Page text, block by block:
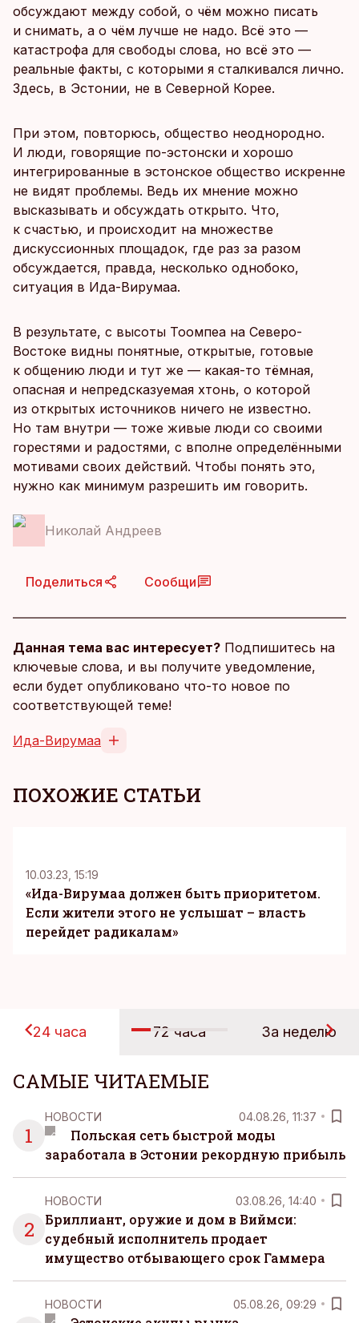
обсуждают между собой, о чём можно писать
и снимать, а о чём лучше не надо. Всё это —
катастрофа для свободы слова, но всё это —
реальные факты, с которыми я сталкивался лично.
Здесь, в Эстонии, не в Северной Корее.
При этом, повторюсь, общество неоднородно.
И люди, говорящие по-эстонски и хорошо
интегрированные в эстонское общество искренне
не видят проблемы. Ведь их мнение можно
высказывать и обсуждать открыто. Что,
к счастью, и происходит на множестве
дискуссионных площадок, где раз за разом
обсуждается, правда, несколько однобоко,
ситуация в Ида-Вирумаа.
В результате, с высоты Тоомпеа на Северо-
Востоке видны понятные, открытые, готовые
к общению люди и тут же — какая-то тёмная,
опасная и непредсказуемая хтонь, о которой
из открытых источников ничего не известно.
Но там внутри — тоже живые люди со своими
горестями и радостями, с вполне определёнными
мотивами своих действий. Чтобы понять это,
нужно как минимум разрешить им говорить.
Николай Андреев
Поделиться Сообщи
Данная тема вас интересует? Подпишитесь на
ключевые слова, и вы получите уведомление,
если будет опубликовано что-то новое по
соответствующей теме!
Ида-Вирумаа
ПОХОЖИЕ СТАТЬИ
10.03.23, 15:19
«Ида-Вирумаа должен быть приоритетом.
Если жители этого не услышат – власть
перейдет радикалам»
24 часа 72 часа За неделю
САМЫЕ ЧИТАЕМЫЕ
1
НОВОСТИ 04.08.26, 11:37
Польская сеть быстрой моды
заработала в Эстонии рекордную прибыль
2
НОВОСТИ 03.08.26, 14:40
Бриллиант, оружие и дом в Виймси:
судебный исполнитель продает
имущество отбывающего срок Гаммера
НОВОСТИ 05.08.26, 09:29